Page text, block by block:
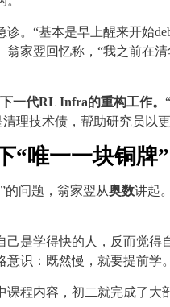
。“基本是早上醒来开始
翁家翌回忆称，“我之前在
一代RL Infra的重构工作。
清理技术债，帮助研究员以
“唯一一块铜牌
的问题，翁家翌从奥数讲起
己是学得快的人，反而觉
识：既然慢，就要提前学。
程内容，初二就完成了大